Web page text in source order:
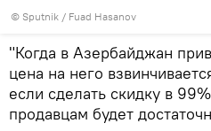
© Sputnik / Fuad Hasanov
"Когда в Азербайджан
цена на него
если сделать скидку в
продавцам будет